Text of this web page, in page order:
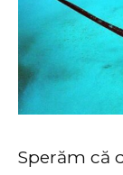
Sperăm că